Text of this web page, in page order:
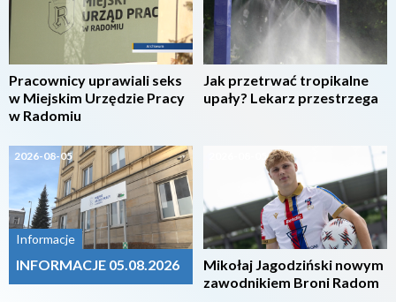
Pracownicy uprawiali seks
w Miejskim Urzędzie Pracy
w Radomiu
2026-08-05
Informacje
INFORMACJE 05.08.2026
Jak przetrwać tropikalne
upały? Lekarz przestrzega
2026-08-05
Mikołaj Jagodziński nowym
zawodnikiem Broni Radom